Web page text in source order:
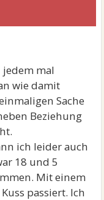
mal
wie damit
Sache
Beziehung
ich leider auch
18 und 5
Mit einem
passiert. Ich